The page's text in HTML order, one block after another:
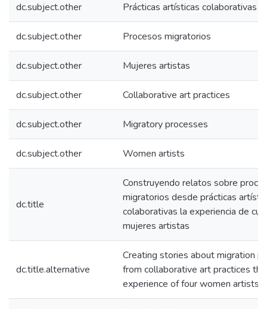
dc.subject.other Prácticas artísticas colaborativas
dc.subject.other Procesos migratorios
dc.subject.other Mujeres artistas
dc.subject.other Collaborative art practices
dc.subject.other Migratory processes
dc.subject.other Women artists
dc.title
Construyendo relatos sobre
migratorios desde prácticas
colaborativas la experiencia de
mujeres artistas
dc.title.alternative
Creating stories about migration
from collaborative art practices the
experience of four women artists